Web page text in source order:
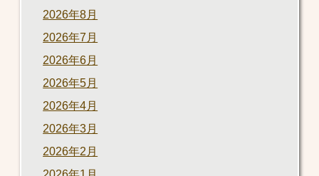
2026年8月
2026年7月
2026年6月
2026年5月
2026年4月
2026年3月
2026年2月